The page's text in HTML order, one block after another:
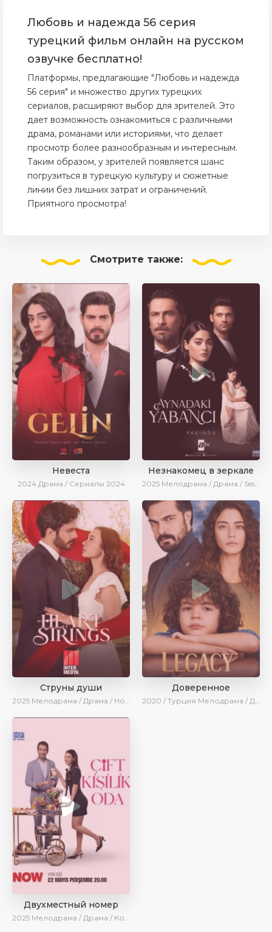
Любовь и надежда 56 серия
турецкий фильм онлайн на русском
озвучке бесплатно!
Платформы, предлагающие "Любовь и надежда
56 серия" и множество других турецких
сериалов, расширяют выбор для зрителей. Это
дает возможность ознакомиться с различными
драма, романами или историями, что делает
просмотр более разнообразным и интересным.
Таким образом, у зрителей появляется шанс
погрузиться в турецкую культуру и сюжетные
линии без лишних затрат и ограничений.
Приятного просмотра!
Смотрите также:
Невеста
2024 Драма / Сериалы 2024
Незнакомец в зеркале
2025 Мелодрама / Драма / SesDizi / AlisaDirilis / Новинки / Сериалы 2025
Струны души
2025 Мелодрама / Драма / Новинки / Сериалы 2025
Доверенное
2020 / Турция Мелодрама / Драма / Боевик / BeniAffet
Двухместный номер
2025 Мелодрама / Драма / Комедия / Новинки / Сериалы 2025